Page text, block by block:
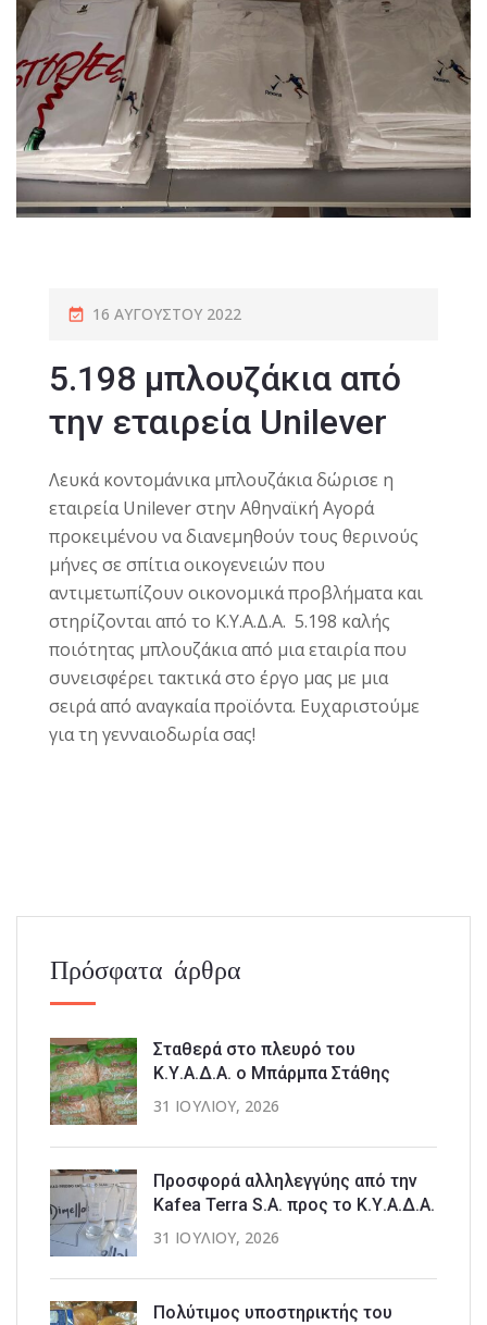
16 ΑΥΓΟΎΣΤΟΥ 2022
5.198 μπλουζάκια από
την εταιρεία Unilever
Λευκά κοντομάνικα μπλουζάκια δώρισε η
εταιρεία Unilever στην Αθηναϊκή Αγορά
προκειμένου να διανεμηθούν τους θερινούς
μήνες σε σπίτια οικογενειών που
αντιμετωπίζουν οικονομικά προβλήματα και
στηρίζονται από το Κ.Υ.Α.Δ.Α. 5.198 καλής
ποιότητας μπλουζάκια από μια εταιρία που
συνεισφέρει τακτικά στο έργο μας με μια
σειρά από αναγκαία προϊόντα. Ευχαριστούμε
για τη γενναιοδωρία σας!
Πρόσφατα άρθρα
Σταθερά στο πλευρό του
Κ.Υ.Α.Δ.Α. ο Μπάρμπα Στάθης
31 ΙΟΥΛΊΟΥ, 2026
Προσφορά αλληλεγγύης από την
Kafea Terra S.A. προς το Κ.Υ.Α.Δ.Α.
31 ΙΟΥΛΊΟΥ, 2026
Πολύτιμος υποστηρικτής του